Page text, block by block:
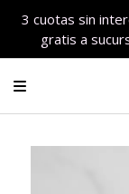
3 cuotas sin
gratis a